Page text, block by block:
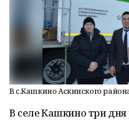
В с.Кашкино Аскинского
В селе Кашкино три